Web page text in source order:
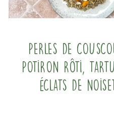
Perles de
potiron rôti,
éclats de